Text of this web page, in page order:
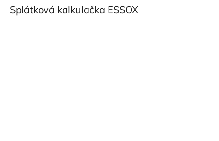
Splátková kalkulačka ESSOX